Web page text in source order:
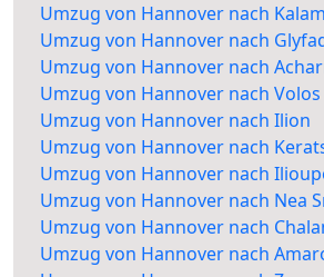
Umzug von Hannover nach
Umzug von Hannover nach
Umzug von Hannover nach
Umzug von Hannover nach Volos
Umzug von Hannover nach Ilion
Umzug von Hannover nach
Umzug von Hannover nach
Umzug von Hannover nach Nea
Umzug von Hannover nach
Umzug von Hannover nach